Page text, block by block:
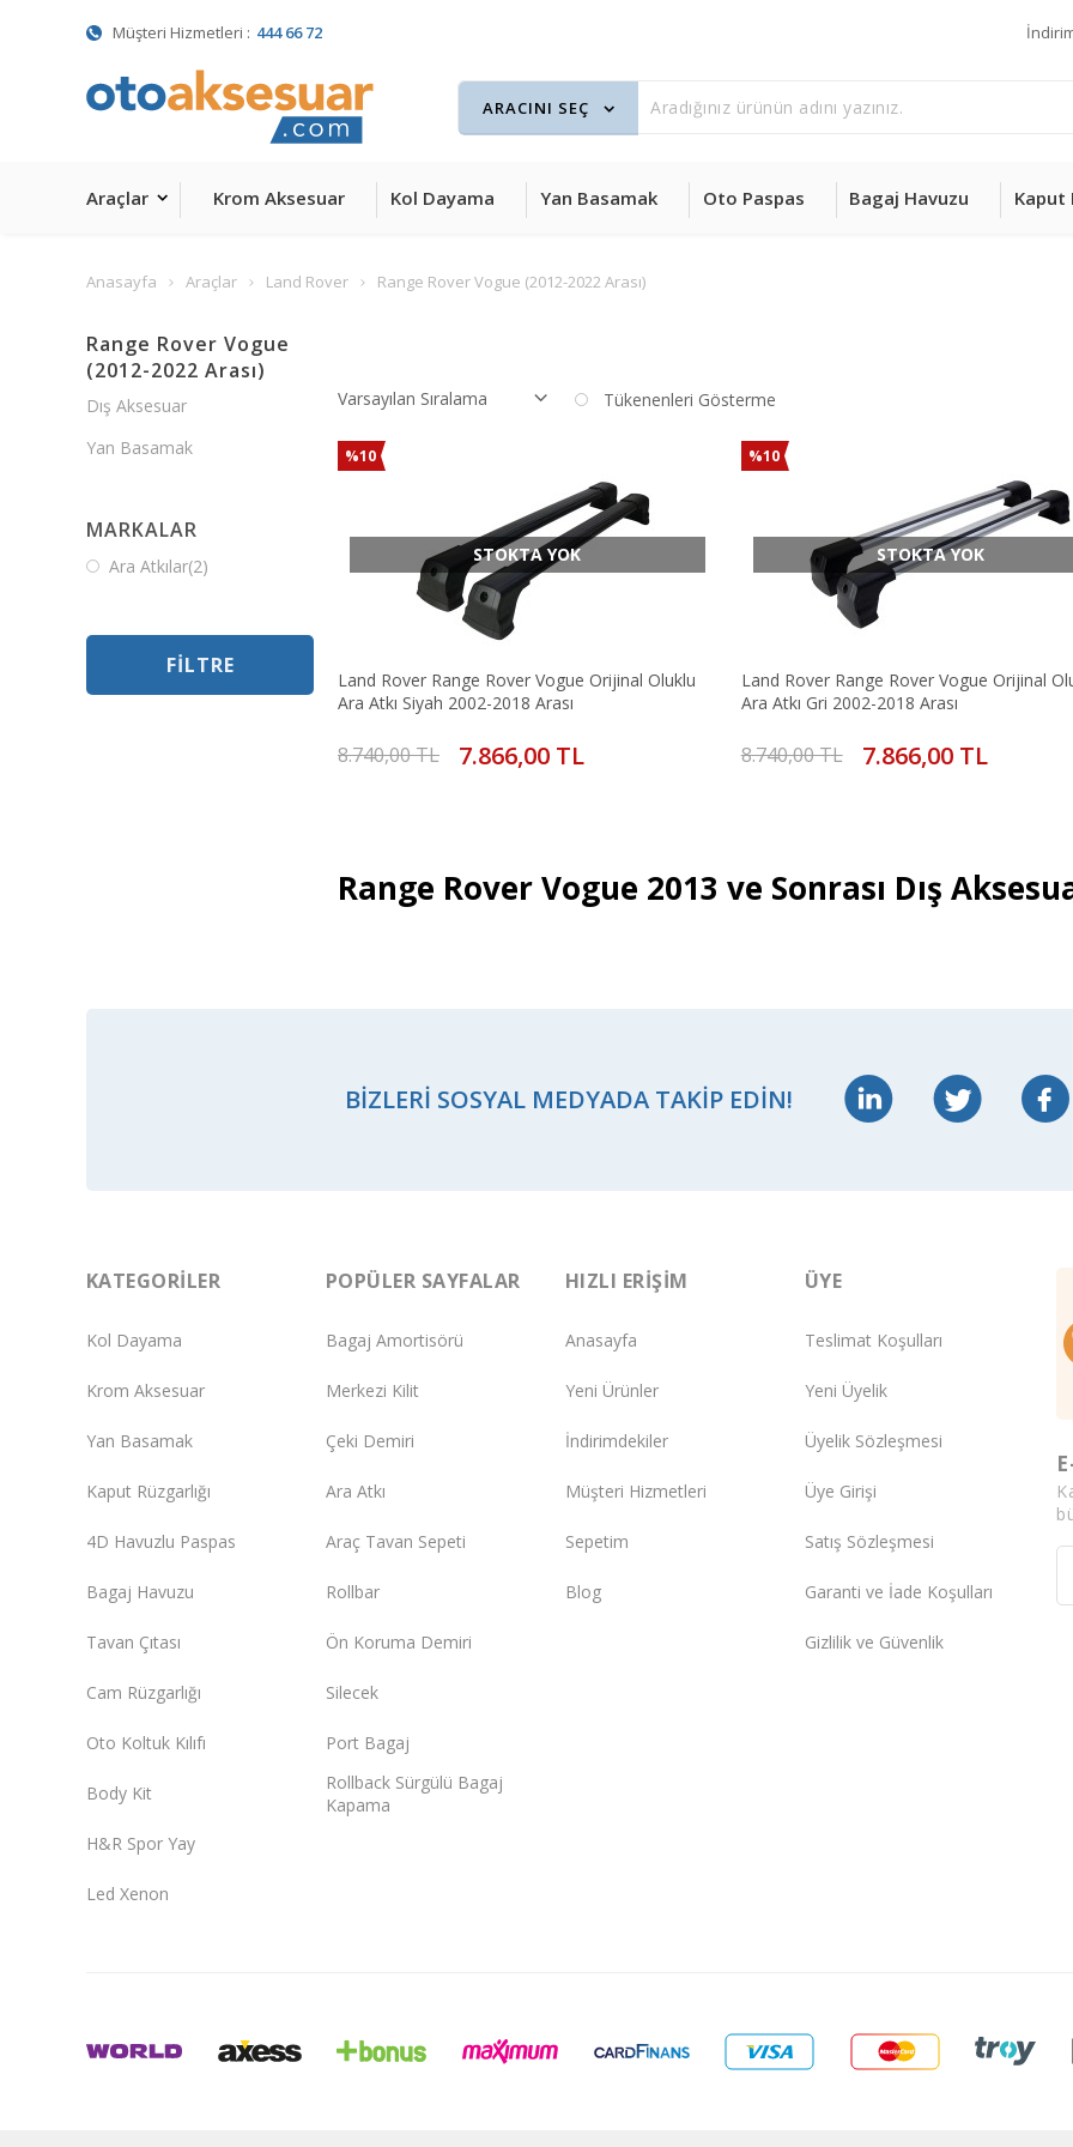
Müşteri Hizmetleri : 444 66 72
Araçlar Krom Aksesuar Kol Dayama Yan Basamak Oto Paspas Bagaj Havuzu Kaput
Anasayfa Araçlar Land Rover Range Rover Vogue (2012-2022 Arası)
Range Rover Vogue
(2012-2022 Arası)
Dış Aksesuar
Yan Basamak
MARKALAR
Ara Atkılar(2)
FILTRE
Tükenenleri Gösterme
%10
STOKTA YOK
Land Rover Range Rover Vogue Orijinal Oluklu
Ara Atkı Siyah 2002-2018 Arası
8.740,00 TL 7.866,00 TL
%10
STOKTA YOK
Land Rover Range Rover Vogue Orijinal
Ara Atkı Gri 2002-2018 Arası
8.740,00 TL 7.866,00 TL
Range Rover Vogue 2013 ve Sonrası Dış
BIZLERI SOSYAL MEDYADA TAKIP EDIN!
KATEGORILER
Kol Dayama
Krom Aksesuar
Yan Basamak
Kaput Rüzgarlığı
4D Havuzlu Paspas
Bagaj Havuzu
Tavan Çıtası
Cam Rüzgarlığı
Oto Koltuk Kılıfı
Body Kit
H&R Spor Yay
Led Xenon
POPÜLER SAYFALAR
Bagaj Amortisörü
Merkezi Kilit
Çeki Demiri
Ara Atkı
Araç Tavan Sepeti
Rollbar
Ön Koruma Demiri
Silecek
Port Bagaj
Rollback Sürgülü Bagaj
Kapama
HIZLI ERIŞIM
Anasayfa
Yeni Ürünler
İndirimdekiler
Müşteri Hizmetleri
Sepetim
Blog
ÜYE
Teslimat Koşulları
Yeni Üyelik
Üyelik Sözleşmesi
Üye Girişi
Satış Sözleşmesi
Garanti ve İade Koşulları
Gizlilik ve Güvenlik